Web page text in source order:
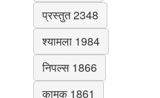
प्रस्तुत 2348
श्यामला 1984
निपल्स 1866
कामुक 1861